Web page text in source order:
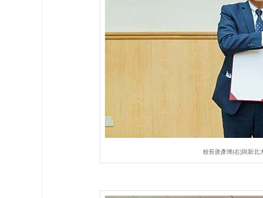
校長唐彥博(右)與新北